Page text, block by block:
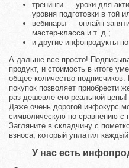
тренинги — уроки для
уровня подготовки в той
вебинары — онлайн-
мастер-класса и т. д.;
и другие инфопродукты
А дальше все просто!
продукт, и стоимость в итоге
общее количество
покупок позволяет приобрести
раз дешевле его реальной цены!
Даже очень дорогой инфокурс
символическую по сравнению с
Загляните в складчину с
взноса, который уплатил каждый
У нас есть